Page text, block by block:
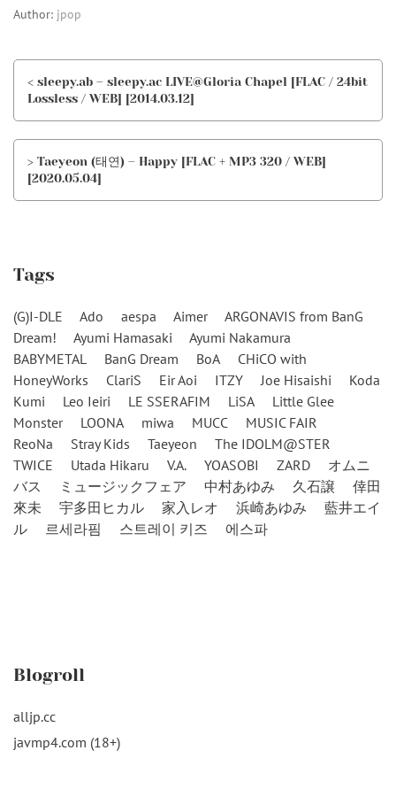
Author: jpop
< sleepy.ab – sleepy.ac LIVE@Gloria Chapel [FLAC / 24bit
Lossless / WEB] [2014.03.12]
> Taeyeon (태연) – Happy [FLAC + MP3 320 / WEB]
[2020.05.04]
Tags
(G)I-DLE Ado aespa Aimer
ARGONAVIS from BanG
Dream!
Ayumi Hamasaki
Ayumi Nakamura
BABYMETAL
BanG Dream BoA
CHiCO with
HoneyWorks
ClariS Eir Aoi ITZY Joe Hisaishi
Koda
Kumi
Leo Ieiri LE SSERAFIM LiSA
Little Glee
Monster
LOONA miwa MUCC
MUSIC FAIR
ReoNa
Stray Kids Taeyeon
The IDOLM@STER
TWICE
Utada Hikaru V.A. YOASOBI ZARD
オムニ
バス
ミュージックフェア 中村あゆみ 久石譲
倖田
來未
宇多田ヒカル 家入レオ 浜崎あゆみ
藍井エイ
ル
르세라핌 스트레이 키즈 에스파
Blogroll
alljp.cc
javmp4.com (18+)